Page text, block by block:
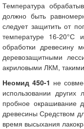
Температура
должно быть
следует защитить от
температуре 16-20°С
обработки древесину
деревозащитными
акриловыми ЛКМ,
Неомид 450-1 не
использовании
пробное окрашивание
древесины Средством
время высыхания